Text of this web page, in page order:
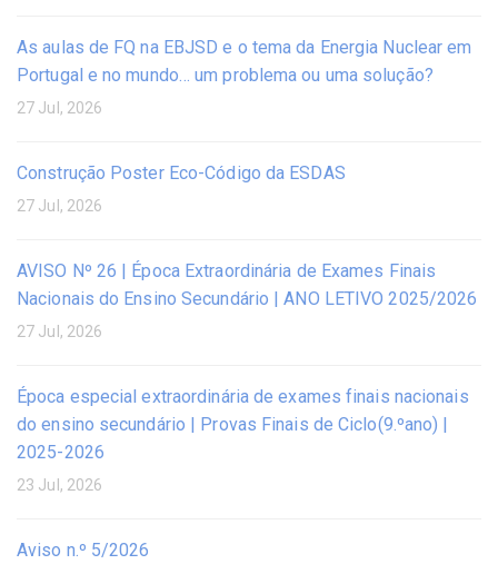
As aulas de FQ na EBJSD e o tema da Energia Nuclear em
Portugal e no mundo… um problema ou uma solução?
27 Jul, 2026
Construção Poster Eco-Código da ESDAS
27 Jul, 2026
AVISO Nº 26 | Época Extraordinária de Exames Finais
Nacionais do Ensino Secundário | ANO LETIVO 2025/2026
27 Jul, 2026
Época especial extraordinária de exames finais nacionais
do ensino secundário | Provas Finais de Ciclo(9.ºano) |
2025-2026
23 Jul, 2026
Aviso n.º 5/2026